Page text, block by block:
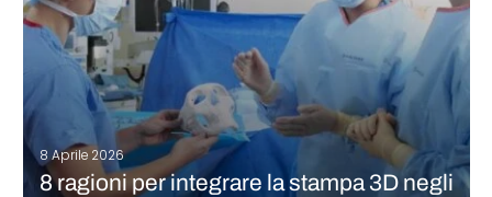
8 Aprile 2026
8 ragioni per integrare la stampa 3D negli